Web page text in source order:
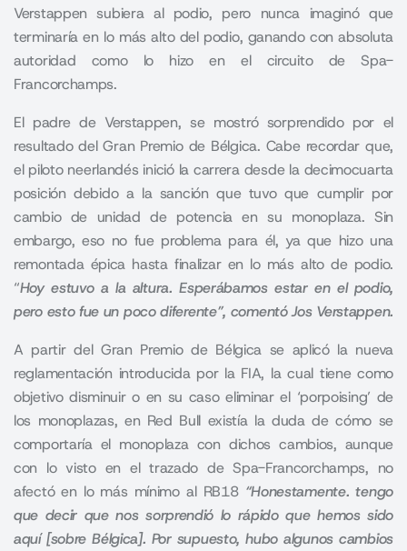
Verstappen subiera al podio, pero nunca imaginó que
terminaría en lo más alto del podio, ganando con absoluta
autoridad como lo hizo en el circuito de Spa-
Francorchamps.
El padre de Verstappen, se mostró sorprendido por el
resultado del Gran Premio de Bélgica. Cabe recordar que,
el piloto neerlandés inició la carrera desde la decimocuarta
posición debido a la sanción que tuvo que cumplir por
cambio de unidad de potencia en su monoplaza. Sin
embargo, eso no fue problema para él, ya que hizo una
remontada épica hasta finalizar en lo más alto de podio.
“Hoy estuvo a la altura. Esperábamos estar en el podio,
pero esto fue un poco diferente”, comentó Jos Verstappen.
A partir del Gran Premio de Bélgica se aplicó la nueva
reglamentación introducida por la FIA, la cual tiene como
objetivo disminuir o en su caso eliminar el ‘porpoising’ de
los monoplazas, en Red Bull existía la duda de cómo se
comportaría el monoplaza con dichos cambios, aunque
con lo visto en el trazado de Spa-Francorchamps, no
afectó en lo más mínimo al RB18 “Honestamente. tengo
que decir que nos sorprendió lo rápido que hemos sido
aquí [sobre Bélgica]. Por supuesto, hubo algunos cambios